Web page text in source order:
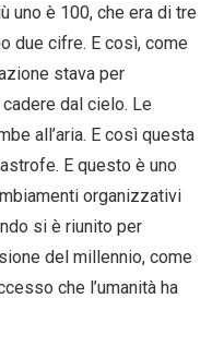
uno è 100, che era di tre
due cifre. E così, come
stava per
dal cielo. Le
all’aria. E così questa
E questo è uno
organizzativi
si è riunito per
del millennio, come
che l’umanità ha